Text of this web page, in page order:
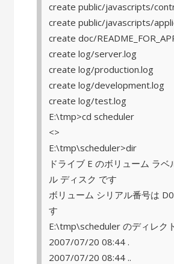
create public/javascripts/
create public/javascripts/
create doc/
create log/server.log
create log/production.log
create log/development.log
create log/test.log
E:\tmp>cd scheduler
<>
E:\tmp\scheduler>dir
ドライブ E のボリューム ラベ
ル ディスク です
ボリューム シリアル番号は
す
E:\tmp\scheduler のディレク
2007/07/20 08:44 .
2007/07/20 08:44 ..